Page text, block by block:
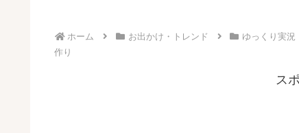
ホーム お出かけ・トレンド ゆっくり実況
作り
ス